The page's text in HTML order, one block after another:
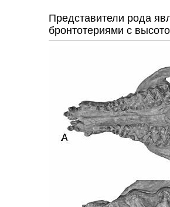
Представители рода
бронтотериями с